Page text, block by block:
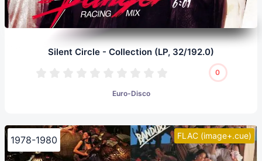
Silent Circle - Collection (LP, 32/192.0)
0
Euro-Disco
FLAC (image+.cue)
1978-1980